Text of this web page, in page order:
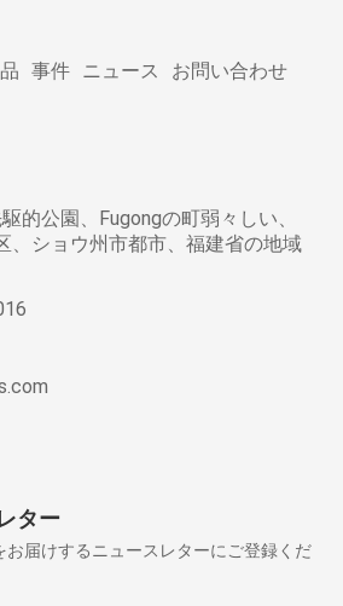
事件 ニュース お問い合わせ
的公園、Fugongの町弱々しい、
、ショウ州市都市、福建省の地域
ター
届けするニュースレターにご登録くだ